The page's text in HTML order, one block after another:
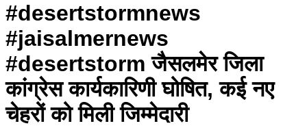
#desertstormnews
#jaisalmernews
#desertstorm जैसलमेर जिला
कांग्रेस कार्यकारिणी घोषित, कई नए
चेहरों को मिली जिम्मेदारी